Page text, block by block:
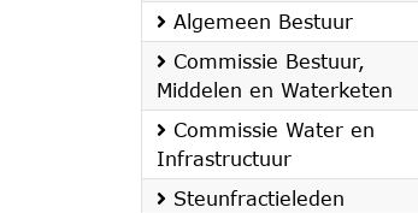
Algemeen Bestuur
Commissie Bestuur,
Middelen en Waterketen
Commissie Water en
Infrastructuur
Steunfractieleden